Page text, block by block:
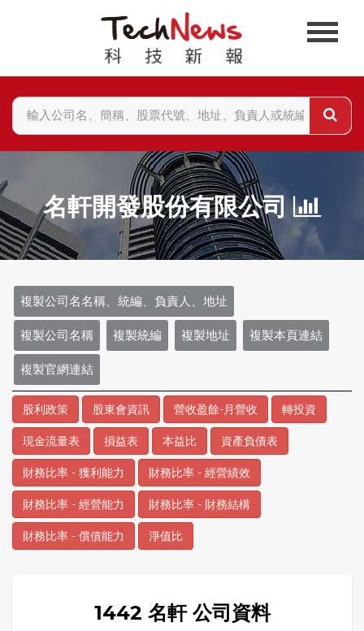
名軒開發股份有限公司
複製公司名名稱、統編、負責人、地址
複製公司名稱 複製統編 複製地址 複製本頁連結
複製官網連結
股利政策 股東會資訊 營收盈餘-月營收 轉投資
現金流量表 損益表 本益比 資產負債表
財務比率 - 獲利能力 財務比率 - 經營績效
財務比率 - 經營能力 財務比率 - 財務結構
財務比率 - 償債能力 淨值比
1442 名軒 公司資料